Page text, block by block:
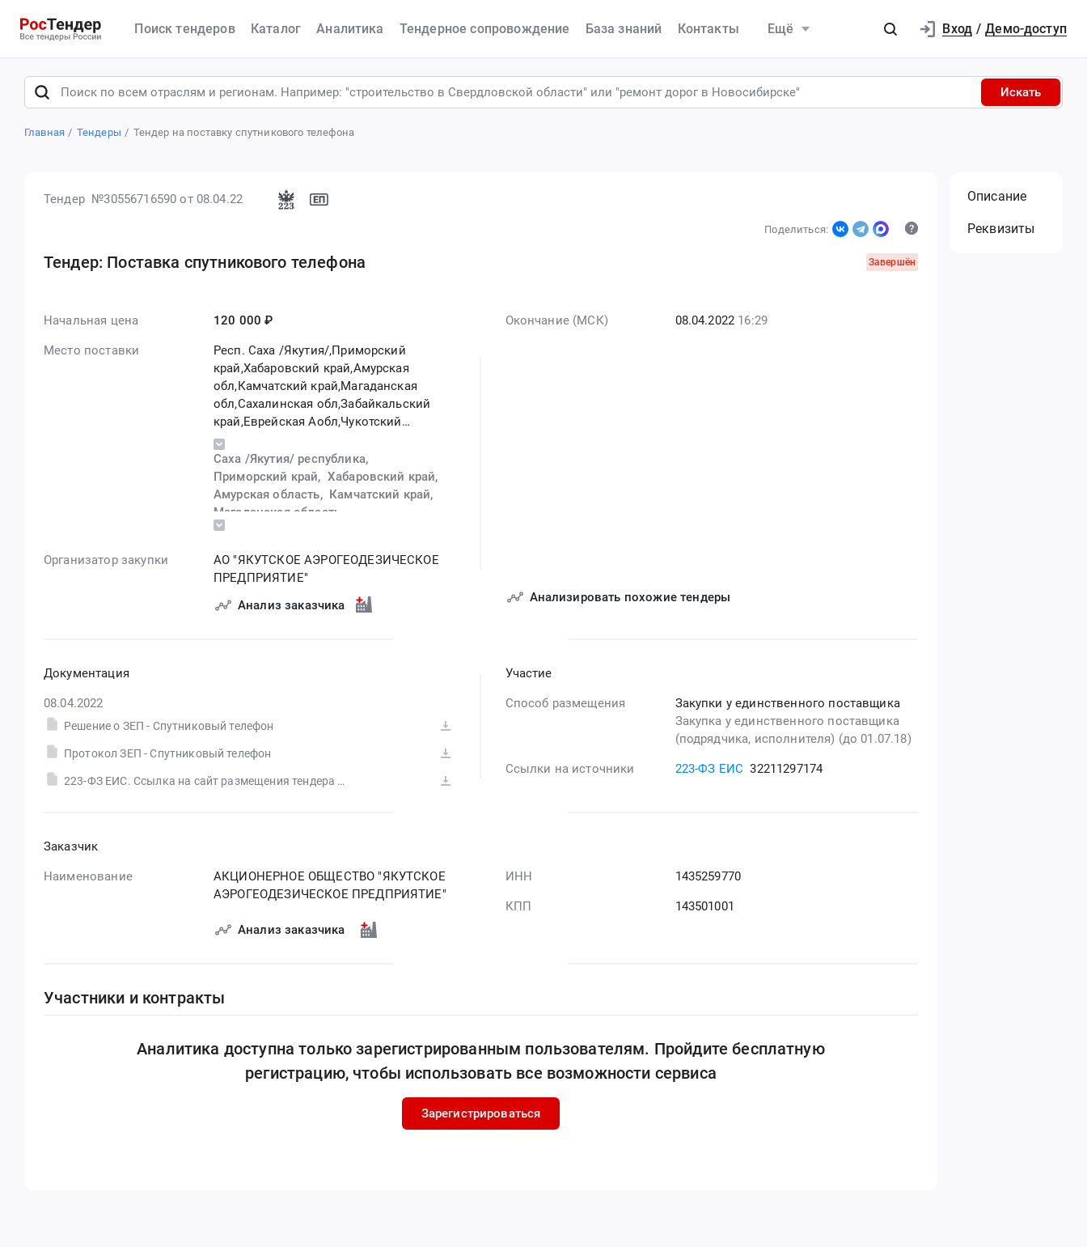
Поиск тендеров Каталог Аналитика Тендерное сопровождение База знаний Контакты Ещё Вход / Демо-доступ
Искать
Главная Тендеры Тендер на поставку спутникового телефона
Тендер №30556716590 от 08.04.22
Поделиться:
Тендер: Поставка спутникового телефона Завершён
Начальная цена 120 000 ₽
Место поставки
Респ. Саха /Якутия/,Приморский
край,Хабаровский край,Амурская
обл,Камчатский край,Магаданская
обл,Сахалинская обл,Забайкальский
край,Еврейская Аобл,Чукотский
АО,Респ. Бурятия
Саха /Якутия/ республика,
Приморский край, Хабаровский край,
Амурская область, Камчатский край,
Магаданская область,
Сахалинская область,
Еврейская автономная область,
Чукотский автономный округ,
Бурятия республика
Организатор закупки
АО "ЯКУТСКОЕ АЭРОГЕОДЕЗИЧЕСКОЕ
ПРЕДПРИЯТИЕ"
Анализ заказчика
Окончание (МСК) 08.04.2022 16:29
Анализировать похожие тендеры
Документация
08.04.2022
Решение о ЗЕП - Спутниковый телефон
Протокол ЗЕП - Спутниковый телефон
223-ФЗ ЕИС. Ссылка на сайт размещения тендера #30556716590.doc
Участие
Способ размещения
Закупки у единственного поставщика
Закупка у единственного поставщика
(подрядчика, исполнителя) (до 01.07.18)
Ссылки на источники 223-ФЗ ЕИС 32211297174
Заказчик
Наименование
АКЦИОНЕРНОЕ ОБЩЕСТВО "ЯКУТСКОЕ
АЭРОГЕОДЕЗИЧЕСКОЕ ПРЕДПРИЯТИЕ"
Анализ заказчика
ИНН 1435259770
КПП 143501001
Участники и контракты
Аналитика доступна только зарегистрированным пользователям. Пройдите бесплатную
регистрацию, чтобы использовать все возможности сервиса
Зарегистрироваться
Описание
Реквизиты